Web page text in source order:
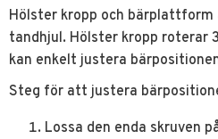
Hölster kropp och
tandhjul. Hölster kropp roterar
kan enkelt justera
Steg för att justera
Lossa den enda skruven